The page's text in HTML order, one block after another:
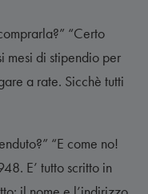
“Certo
mesi di stipendio per
a rate. Sicchè tutti
“E come no!
E’ tutto scritto in